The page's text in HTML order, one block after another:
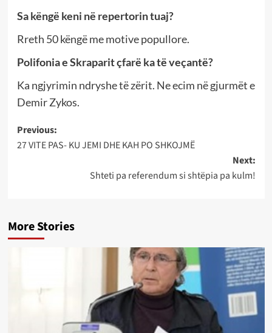
Sa këngë keni në repertorin tuaj?
Rreth 50 këngë me motive popullore.
Polifonia e Skraparit çfarë ka të veçantë?
Ka ngjyrimin ndryshe të zërit. Ne ecim në gjurmët e
Demir Zykos.
Post
navigation
Previous:
27 VITE PAS- KU JEMI DHE KAH PO SHKOJMË
Next:
Shteti pa referendum si shtëpia pa kulm!
More Stories